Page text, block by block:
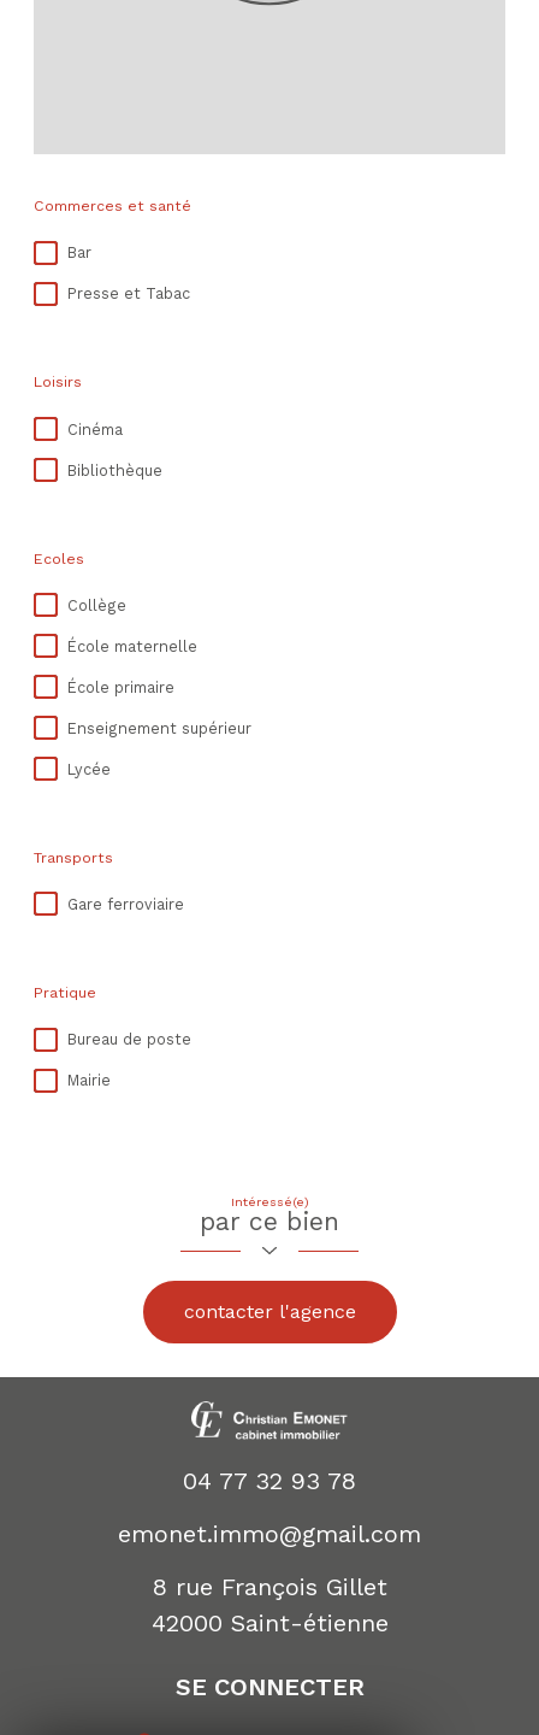
Commerces et santé
Bar
Presse et Tabac
Loisirs
Cinéma
Bibliothèque
Ecoles
Collège
École maternelle
École primaire
Enseignement supérieur
Lycée
Transports
Gare ferroviaire
Pratique
Bureau de poste
Mairie
Intéressé(e)
par ce bien
contacter l'agence
04 77 32 93 78
emonet.immo@gmail.com
8 rue François Gillet
42000
saint-étienne
SE CONNECTER